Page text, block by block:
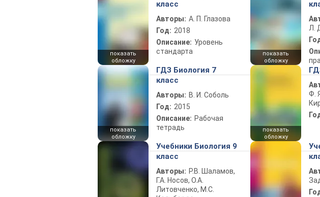
показать
обложку
класс
Авторы: А. П. Глазова
Год: 2018
Описание: Уровень
стандарта
показать
обложку
Л.
показать
обложку
ГДЗ Биология 7
класс
Авторы: В. И. Соболь
Год: 2015
Описание: Рабочая
тетрадь
показать
обложку
Ф.
Учебники Биология 9
класс
Авторы: Р.В. Шаламов,
Г.А. Носов, О.А.
Литовченко, М.С.